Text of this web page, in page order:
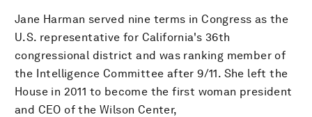
Jane Harman served nine terms in Congress as the
U.S. representative for California's 36th
congressional district and was ranking member of
the Intelligence Committee after 9/11. She left the
House in 2011 to become the first woman president
and CEO of the Wilson Center,